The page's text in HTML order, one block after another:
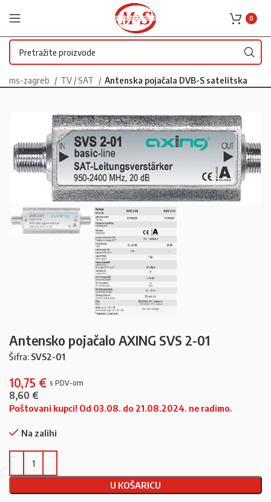
0
ms-zagreb TV / SAT Antenska pojačala DVB-S satelitska
Antensko pojačalo AXING SVS 2-01
Šifra: SVS2-01
10,75 €
8,60 €
Poštovani kupci! Od 03.08. do 21.08.2024. ne radimo.
Na zalihi
U KOŠARICU